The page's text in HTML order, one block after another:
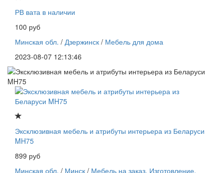
РВ вата в наличии
100 руб
Минская обл. / Дзержинск / Мебель для дома
2023-08-07 12:13:46
Эксклюзивная мебель и атрибуты интерьера из Беларуси
MH75
899 руб
Минская обл. / Минск / Мебель на заказ. Изготовление,